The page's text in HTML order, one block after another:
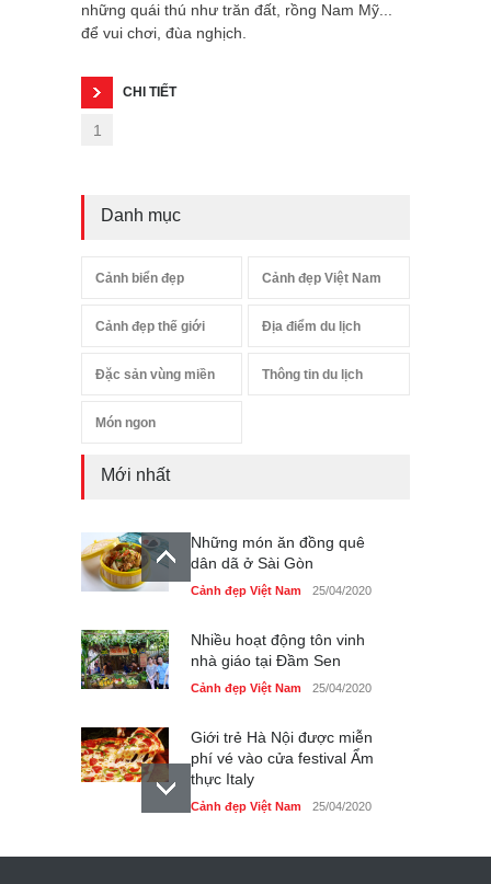
những quái thú như trăn đất, rồng Nam Mỹ...
để vui chơi, đùa nghịch.
CHI TIẾT
1
Danh mục
Cảnh biển đẹp Cảnh đẹp Việt Nam
Cảnh đẹp thế giới Địa điểm du lịch
Đặc sản vùng miền Thông tin du lịch
Món ngon
Mới nhất
Những món ăn đồng quê
dân dã ở Sài Gòn
Cảnh đẹp Việt Nam 25/04/2020
Nhiều hoạt động tôn vinh
nhà giáo tại Đầm Sen
Cảnh đẹp Việt Nam 25/04/2020
Giới trẻ Hà Nội được miễn
phí vé vào cửa festival Ẩm
thực Italy
Cảnh đẹp Việt Nam 25/04/2020
Tam giác mạch khoe sắc